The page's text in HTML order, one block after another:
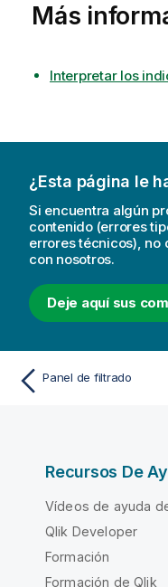
Más
Interpretar los
¿Esta página le
Si encuentra algún
contenido (errores
errores técnicos), no
con nosotros.
Deje aquí sus
Panel de filtrado
Recursos De
Vídeos de ayuda
Qlik Developer
Formación
Formación de Qlik